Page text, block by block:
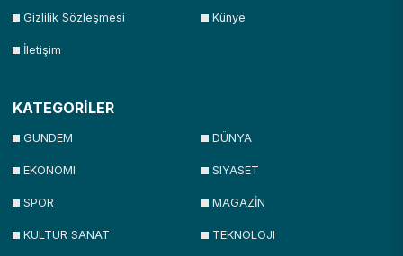
Gizlilik Sözleşmesi Künye
İletişim
KATEGORİLER
GUNDEM DÜNYA
EKONOMI SIYASET
SPOR MAGAZİN
KULTUR SANAT TEKNOLOJI